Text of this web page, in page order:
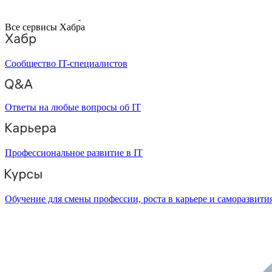
Все сервисы Хабра
Сообщество IT-специалистов
Ответы на любые вопросы об IT
Профессиональное развитие в IT
Обучение для смены профессии, роста в карьере и